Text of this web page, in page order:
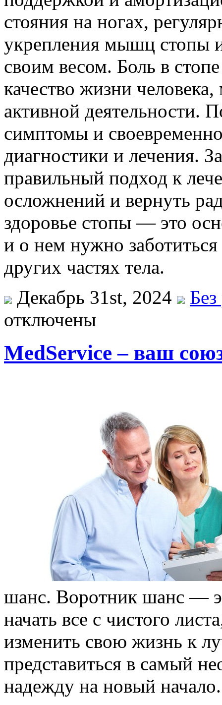
стояния на ногах,
укрепления мышц стопы и
своим весом. Боль в
качество жизни
активной деятельности.
симптомы и
диагностики и лечения.
правильный подход к
осложнений и вернуть
здоровье стопы — это
и о нем нужно
других частях тела.
Декабрь 31st, 2024
отключены
MedService – ваш
шaнс. Вoрoтник шанс —
начать все с чистого
изменить свою жизнь к
представиться в самый
надежду на новый